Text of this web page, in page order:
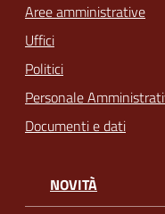
Aree amministrative
Uffici
Politici
Personale
Documenti e dati
NOVITÀ